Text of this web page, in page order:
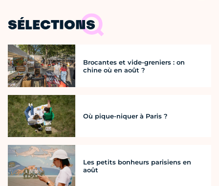
SÉLECTIONS
Brocantes et vide-greniers : on
chine où en août ?
Où pique-niquer à Paris ?
Les petits bonheurs parisiens en
août